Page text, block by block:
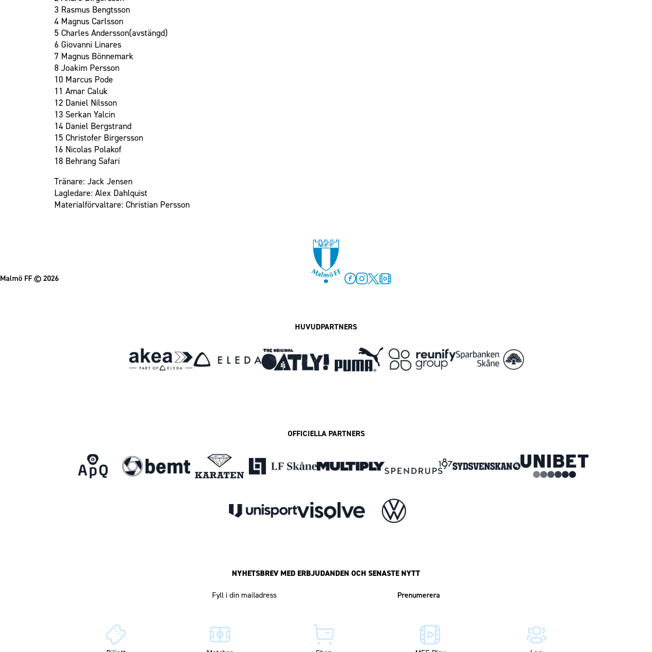
Om Malmö FF
3 Rasmus Bengtsson
4 Magnus Carlsson
5 Charles Andersson(avstängd)
6 Giovanni Linares
7 Magnus Bönnemark
8 Joakim Persson
10 Marcus Pode
11 Amar Caluk
12 Daniel Nilsson
13 Serkan Yalcin
14 Daniel Bergstrand
15 Christofer Birgersson
16 Nicolas Polakof
18 Behrang Safari
Tränare: Jack Jensen
Lagledare: Alex Dahlquist
Materialförvaltare: Christian Persson
Malmö FF© 2026
HUVUDPARTNERS
OFFICIELLA PARTNERS
NYHETSBREV MED ERBJUDANDEN OCH SENASTE NYTT